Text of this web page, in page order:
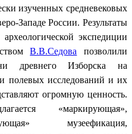
изученных средневековых
Западе России. Результаты
экспедиции
В.В.Седова позволили
древнего Изборска на
полевых исследований и их
огромную ценность.
«маркирующая»,
музеефикация,